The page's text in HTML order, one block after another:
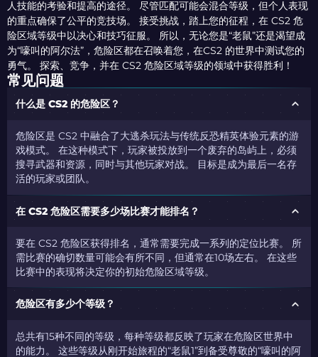
人技能的考验和提高的途径。 尽管匹配可能会混合等级，但个人表现
的重点确保了公平的竞技场。 接受挑战，踏上您的征程，在 CS2 危
险区域等级中以决心和技巧征服。 所以，无论您是“老鼠”还是渴望成
为“嚎叫的阿尔法”，危险区都在召唤着您，在CS2 的世界中测试您的
勇气。 探索、竞争，并在 CS2 危险区域等级的领域中获得胜利！
常见问题
什么是 CS2 的危险区？
危险区是 CS2 中融合了大逃杀玩法与传统反恐精英体验元素的游
戏模式。 在这种模式下，玩家被投放到一个废弃的岛屿上，必须
搜寻武器和资源，同时与其他玩家对战。 目标是成为最后一名存
活的玩家或团队。
在 CS2 危险区需要多少场比赛才能排名？
要在 CS2 危险区获得排名，通常需要完成一系列的定位比赛。 所
需比赛的确切数量可能会有所不同，但通常在10场左右。 在这些
比赛中的表现将决定你的初始危险区域等级。
危险区有多少个等级？
总共有15种不同的等级，每种等级都反映了玩家在危险区世界中
的能力。 这些等级从刚开始旅程的“老鼠1”到备受尊敬的“嚎叫的阿